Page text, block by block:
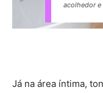
acolhedor e
Já na área íntima,